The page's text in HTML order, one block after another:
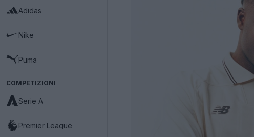
Adidas
Nike
Puma
COMPETIZIONI
Serie A
Premier League